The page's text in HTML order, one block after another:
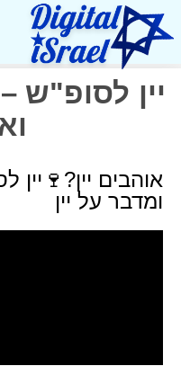
יין לסופ"ש
אוהבים
ומדבר על יין